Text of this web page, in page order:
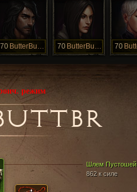
70 ButterButtDH 70 ButterButtDh 70
режим
Шлем Пустошей
862 к силе